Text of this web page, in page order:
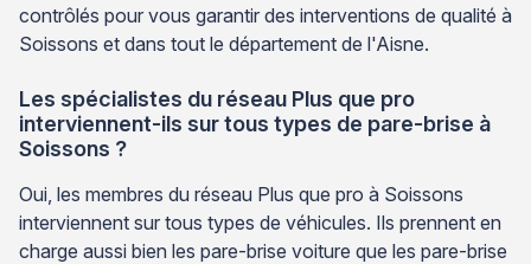
contrôlés pour vous garantir des interventions de qualité à
Soissons et dans tout le département de l'Aisne.
Les spécialistes du réseau Plus que pro
interviennent-ils sur tous types de pare-brise à
Soissons ?
Oui, les membres du réseau Plus que pro à Soissons
interviennent sur tous types de véhicules. Ils prennent en
charge aussi bien les pare-brise voiture que les pare-brise